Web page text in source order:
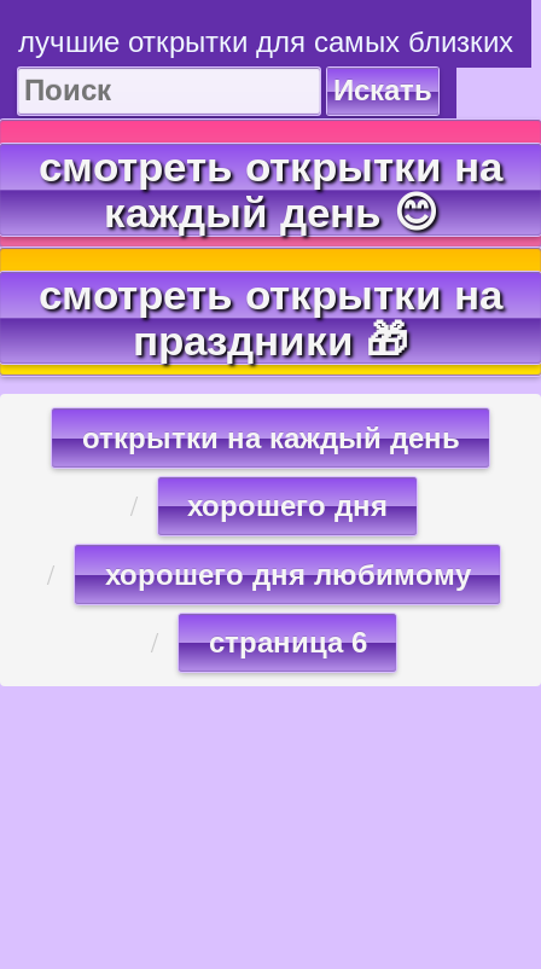
лучшие открытки для самых близких
Искать
смотреть открытки на
каждый день 😊
смотреть открытки на
праздники 🎁
открытки на каждый день
хорошего дня
хорошего дня любимому
страница 6